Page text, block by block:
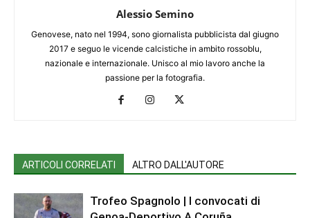
Alessio Semino
Genovese, nato nel 1994, sono giornalista pubblicista dal giugno
2017 e seguo le vicende calcistiche in ambito rossoblu,
nazionale e internazionale. Unisco al mio lavoro anche la
passione per la fotografia.
ARTICOLI CORRELATI ALTRO DALL'AUTORE
Trofeo Spagnolo | I convocati di